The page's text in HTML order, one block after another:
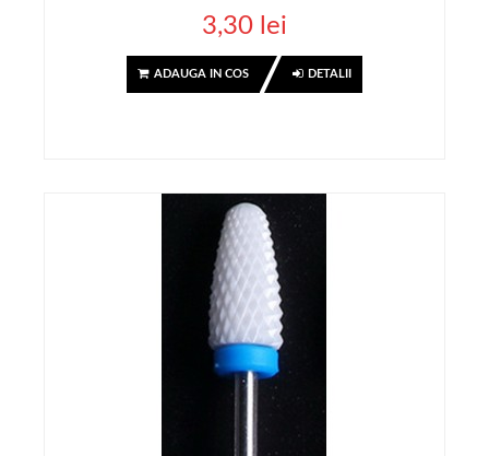
3,30 lei
ADAUGA IN COS DETALII